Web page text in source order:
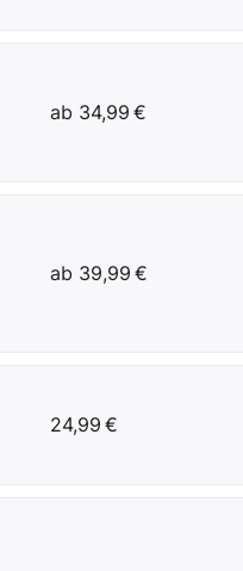
ab 34,99 €
ab 39,99 €
24,99 €